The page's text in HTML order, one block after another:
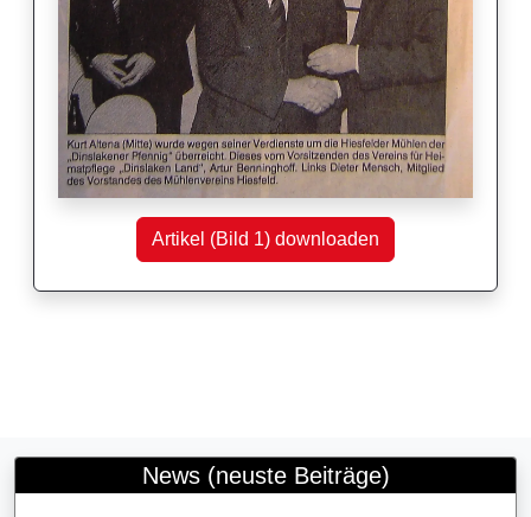
Artikel (Bild 1) downloaden
News (neuste Beiträge)